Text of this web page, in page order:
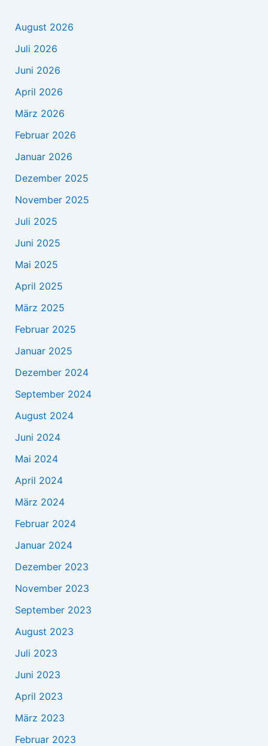
August 2026
Juli 2026
Juni 2026
April 2026
März 2026
Februar 2026
Januar 2026
Dezember 2025
November 2025
Juli 2025
Juni 2025
Mai 2025
April 2025
März 2025
Februar 2025
Januar 2025
Dezember 2024
September 2024
August 2024
Juni 2024
Mai 2024
April 2024
März 2024
Februar 2024
Januar 2024
Dezember 2023
November 2023
September 2023
August 2023
Juli 2023
Juni 2023
April 2023
März 2023
Februar 2023